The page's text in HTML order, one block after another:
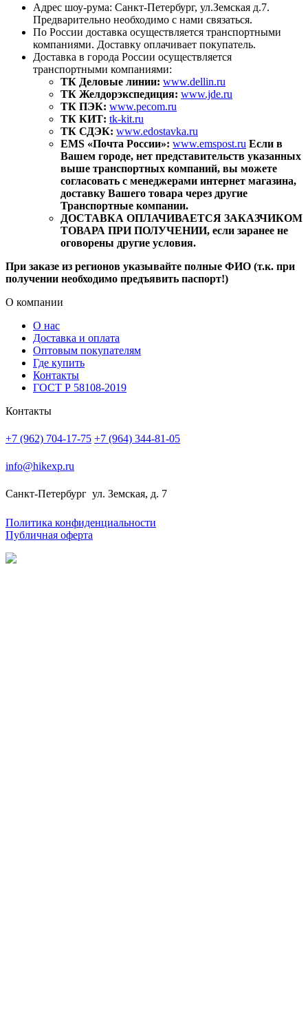
Адрес шоу-рума: Санкт-Петербург, ул.Земская д.7.
Предварительно необходимо с нами связаться.
По России доставка осуществляется транспортными
компаниями. Доставку оплачивает покупатель.
Доставка в города России осуществляется
транспортными компаниями:
ТК Деловые линии: www.dellin.ru
ТК Желдорэкспедиция: www.jde.ru
ТК ПЭК: www.pecom.ru
ТК КИТ: tk-kit.ru
ТК СДЭК: www.edostavka.ru
EMS «Почта России»: www.emspost.ru Если в
Вашем городе, нет представительств указанных
выше транспортных компаний, вы можете
согласовать с менеджерами интернет магазина,
доставку Вашего товара через другие
Транспортные компании.
ДОСТАВКА ОПЛАЧИВАЕТСЯ ЗАКАЗЧИКОМ
ТОВАРА ПРИ ПОЛУЧЕНИИ, если заранее не
оговорены другие условия.
При заказе из регионов указывайте полные ФИО (т.к. при
получении необходимо предъявить паспорт!)
О компании
О нас
Доставка и оплата
Оптовым покупателям
Где купить
Контакты
ГОСТ Р 58108-2019
Контакты
+7 (962) 704-17-75 +7 (964) 344-81-05
info@hikexp.ru
Санкт-Петербург ул. Земская, д. 7
Политика конфиденциальности
Публичная оферта